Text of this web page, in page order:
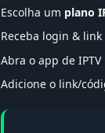
Escolha um plano
Receba login &
Abra o app de
Adicione o link/